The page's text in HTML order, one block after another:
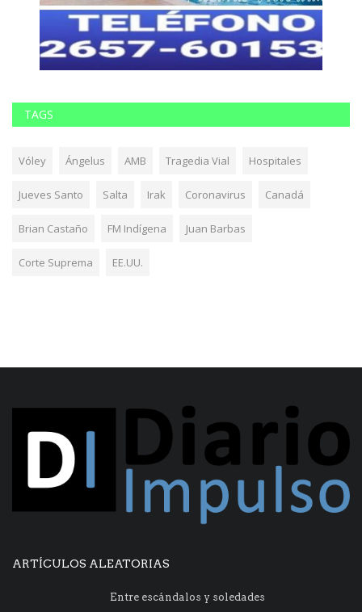
TAGS
Vóley Ángelus AMB Tragedia Vial Hospitales
Jueves Santo Salta Irak Coronavirus Canadá
Brian Castaño FM Indígena Juan Barbas
Corte Suprema EE.UU.
ARTÍCULOS ALEATORIAS
Entre escándalos y soledades